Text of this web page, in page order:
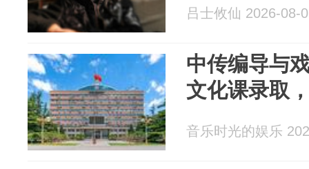
吕士攸仙 2026-08-
中传编导与
文化课录取
音乐时光的娱乐